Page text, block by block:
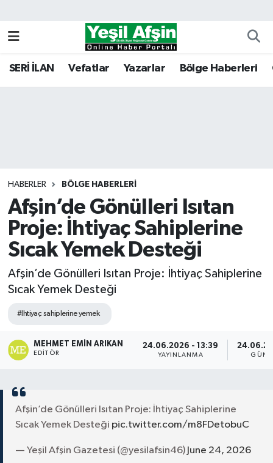
SERİ İLAN Vefatlar Yazarlar Bölge Haberleri
HABERLER BÖLGE HABERLERI
Afşin’de Gönülleri Isıtan
Proje: İhtiyaç Sahiplerine
Sıcak Yemek Desteği
Afşin’de Gönülleri Isıtan Proje: İhtiyaç Sahiplerine
Sıcak Yemek Desteği
#Ihtiyaç sahiplerine yemek
MEHMET EMIN ARIKAN
EDITÖR
24.06.2026 - 13:39
YAYINLANMA
Afşin’de Gönülleri Isıtan Proje: İhtiyaç Sahiplerine
Sıcak Yemek Desteği pic.twitter.com/m8FDetobuC
— Yeşil Afşin Gazetesi (@yesilafsin46) June 24, 2026
Kahramanmaraş Nöbetçi Eczaneler
Tüm Manşetler
Son Dakika Haberleri